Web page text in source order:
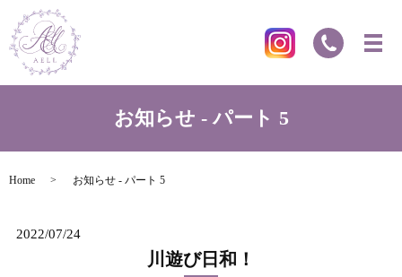
お知らせ - パート 5
Home お知らせ - パート 5
2022/07/24
川遊び日和！